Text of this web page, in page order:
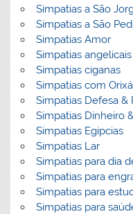
Simpatias a São
Simpatias a São
Simpatias Amor
Simpatias angelicais
Simpatias ciganas
Simpatias com
Simpatias Defesa &
Simpatias Dinheiro
Simpatias Egipcias
Simpatias Lar
Simpatias para dia
Simpatias para
Simpatias para
Simpatias para